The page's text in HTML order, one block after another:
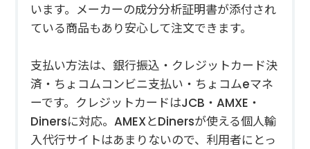
います。メーカーの成分分析証明書が添付され
ている商品もあり安心して注文できます。
支払い方法は、銀行振込・クレジットカード決
済・ちょコムコンビニ支払い・ちょコムeマネ
ーです。クレジットカードはJCB・AMXE・
Dinersに対応。AMEXとDinersが使える個人輸
入代行サイトはあまりないので、利用者にとっ